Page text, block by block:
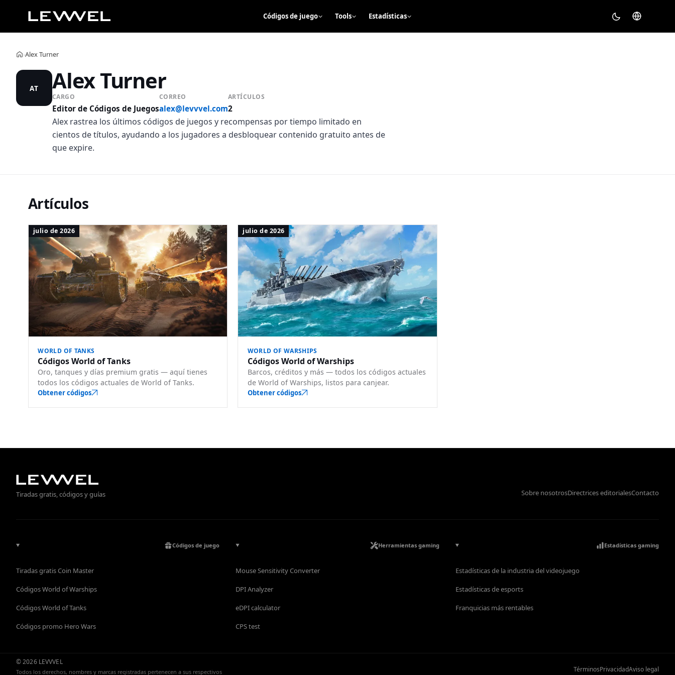
Códigos de juego Tools Estadísticas
Inicio
›Alex Turner
AT Alex Turner
CARGO
Editor de Códigos de Juegos
CORREO
alex@levvvel.com
ARTÍCULOS
2
Alex rastrea los últimos códigos de juegos y recompensas por tiempo limitado en
cientos de títulos, ayudando a los jugadores a desbloquear contenido gratuito antes de
que expire.
Artículos
julio de 2026
WORLD OF TANKS
Códigos World of Tanks
Oro, tanques y días premium gratis — aquí tienes
todos los códigos actuales de World of Tanks.
Obtener códigos
julio de 2026
WORLD OF WARSHIPS
Códigos World of Warships
Barcos, créditos y más — todos los códigos actuales
de World of Warships, listos para canjear.
Obtener códigos
Tiradas gratis, códigos y guías Sobre nosotrosDirectrices editorialesContacto
Códigos de juego
Tiradas gratis Coin Master
Códigos World of Warships
Códigos World of Tanks
Códigos promo Hero Wars
Herramientas gaming
Mouse Sensitivity Converter
DPI Analyzer
eDPI calculator
CPS test
Estadísticas gaming
Estadísticas de la industria del videojuego
Estadísticas de esports
Franquicias más rentables
© 2026 LEVVVEL
Todos los derechos, nombres y marcas registradas pertenecen a sus respectivos TérminosPrivacidadAviso legal